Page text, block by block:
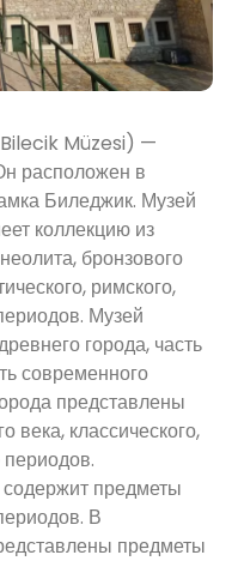
Bilecik Müzesi) —
расположен в
Биледжик. Музей
коллекцию из
бронзового
римского,
Музей
города, часть
современного
представлены
века, классического,
периодов.
предметы
В
предметы